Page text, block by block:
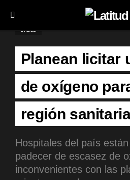
SALUD
Planean licitar
de oxígeno
región
Hospitales del país
padecer de escasez de
inconvenientes con las